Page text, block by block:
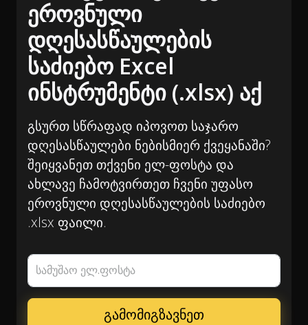
ეროვნული
დღესასწაულების
საძიებო Excel
ინსტრუმენტი (.xlsx) აქ
გსურთ სწრაფად იპოვოთ საჯარო
დღესასწაულები ნებისმიერ ქვეყანაში?
შეიყვანეთ თქვენი ელ-ფოსტა და
ახლავე ჩამოტვირთეთ ჩვენი უფასო
ეროვნული დღესასწაულების საძიებო
.xlsx ფაილი.
სამუშაო ელ.ფოსტა